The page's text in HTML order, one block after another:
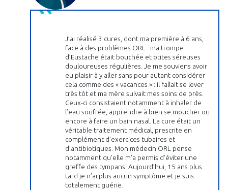
J’ai réalisé 3 cures, dont ma première à 6 ans,
face à des problèmes ORL : ma trompe
d’Eustache était bouchée et otites séreuses
douloureuses régulières. Je me souviens avoir
eu plaisir à y aller sans pour autant considérer
cela comme des « vacances » : il fallait se lever
très tôt et ma mère suivait mes soins de près.
Ceux-ci consistaient notamment à inhaler de
l’eau soufrée, apprendre à bien se moucher ou
encore à faire un bain nasal. La cure était un
véritable traitement médical, prescrite en
complément d’exercices tubaires et
d’antibiotiques. Mon médecin ORL pense
notamment qu’elle m’a permis d’éviter une
greffe des tympans. Aujourd’hui, 15 ans plus
tard je n’ai plus aucun symptôme et je suis
totalement guérie.